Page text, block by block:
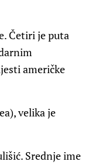
Četiri je puta
američke
velika je
Srednje ime